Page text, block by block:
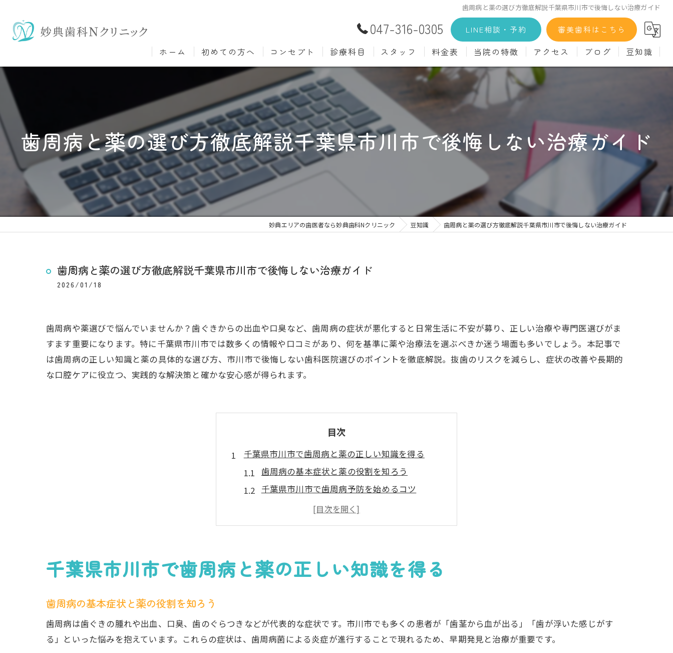
歯周病と薬の選び方徹底解説千葉県市川市で後悔しない治療ガイド
047-316-0305 LINE相談・予約 審美歯科はこちら
ホーム 初めての方へ コンセプト 診療科目
むし歯治療 予防歯科
小児歯科 入れ歯(義歯)
口腔外科 歯周病治療
ホワイトニング 歯科検診
親知らず
大人の矯正 子どもの矯正
スタッフ 料金表
材料詳細
自費診療料金
当院の特徴
マウスピース矯正
インプラント
クリーニング
施設基準
アクセス ブログ 豆知識
歯周病と薬の選び方徹底解説千葉県市川市で後悔しない治療ガイド
妙典エリアの歯医者なら妙典歯科Nクリニック 豆知識 歯周病と薬の選び方徹底解説千葉県市川市で後悔しない治療ガイド
歯周病と薬の選び方徹底解説千葉県市川市で後悔しない治療ガイド
2026/01/18
歯周病や薬選びで悩んでいませんか？歯ぐきからの出血や口臭など、歯周病の症状が悪化すると日常生活に不安が募り、正しい治療や専門医選びがま
すます重要になります。特に千葉県市川市では数多くの情報や口コミがあり、何を基準に薬や治療法を選ぶべきか迷う場面も多いでしょう。本記事で
は歯周病の正しい知識と薬の具体的な選び方、市川市で後悔しない歯科医院選びのポイントを徹底解説。抜歯のリスクを減らし、症状の改善や長期的
な口腔ケアに役立つ、実践的な解決策と確かな安心感が得られます。
目次
千葉県市川市で歯周病と薬の正しい知識を得る
歯周病の基本症状と薬の役割を知ろう
千葉県市川市で歯周病予防を始めるコツ
薬による歯周病治療の基礎知識を解説
歯周病治療で選ぶ薬の種類と特徴とは
歯周病の進行を抑える薬選び市川市の最新事情
歯周病進行抑制に有効な薬の選択法
スーパー ドクターが注目する薬治療法
市川駅周辺で評判の歯周病薬の選び方
千葉県市川市で歯周病と薬の正しい知識を得る
歯周病の基本症状と薬の役割を知ろう
歯周病は歯ぐきの腫れや出血、口臭、歯のぐらつきなどが代表的な症状です。市川市でも多くの患者が「歯茎から血が出る」「歯が浮いた感じがす
る」といった悩みを抱えています。これらの症状は、歯周病菌による炎症が進行することで現れるため、早期発見と治療が重要です。